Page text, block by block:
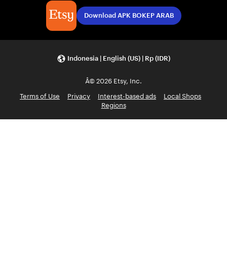
Download APK BOKEP ARAB
Indonesia | English (US) | Rp (IDR)
Â© 2026 Etsy, Inc.
Terms of Use
Privacy Interest-based ads
Local Shops
Regions